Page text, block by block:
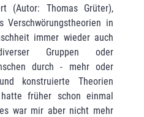
(Autor: Thomas Grüter),
Verschwörungstheorien in
immer wieder auch
Gruppen oder
durch - mehr oder
konstruierte Theorien
früher schon einmal
war mir aber nicht mehr